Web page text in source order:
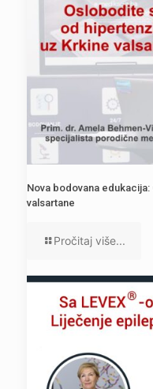
Nova bodovana
valsartane
Pročitaj više...